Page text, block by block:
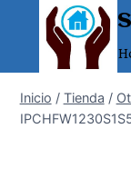
contenido
Inicio / Tienda /